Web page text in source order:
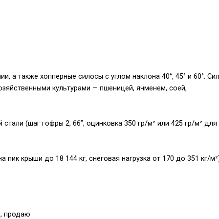
а также хопперные силосы с углом наклона 40°, 45° и 60°.
культурами — пшеницей, ячменем, соей,
(шаг гофры 2, 66”, оцинковка 350 гр/м² или 425 гр/м² для
пик крыши до 18 144 кг, снеговая нагрузка от 170 до 351 кг/
продаю